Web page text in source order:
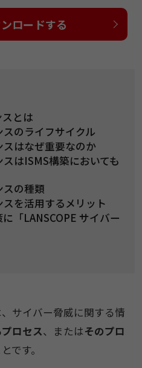
ロードする
とは
のライフサイクル
はなぜ重要なのか
はISMS構築においても
の種類
を活用するメリット
「LANSCOPE サイバー
サイバー脅威に関する情
ロセス、またはそのプロ
です。